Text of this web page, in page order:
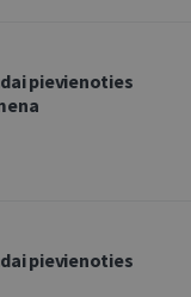
pievienoties
pievienoties